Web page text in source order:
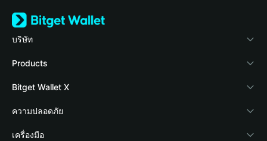
บริษัท
เกี่ยวกับ Bitget Wallet
Blog
Academy
ข่าวสารด้านคริปโต
Products
Crypto Card
Stablecoin Earn
Payfi Crypto
Bitget Wallet X
นักพัฒนา
เชื่อมต่อ Wallet
ความปลอดภัย
Protection Fund
เครื่องมือ